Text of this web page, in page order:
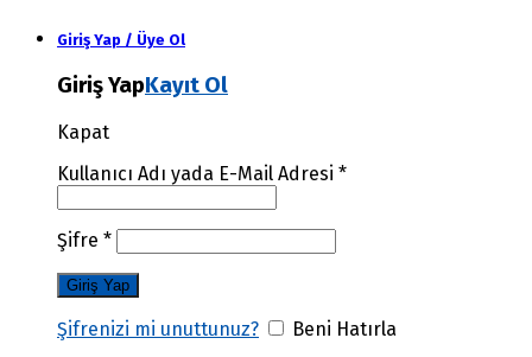
Giriş Yap / Üye Ol
Giriş YapKayıt Ol
Kapat
Kullanıcı Adı yada E-Mail Adresi *
Şifre *
Şifrenizi mi unuttunuz?
Beni Hatırla